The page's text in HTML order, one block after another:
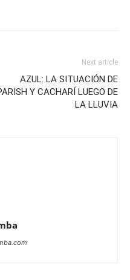
Next article
AZUL: LA SITUACIÓN DE
Y CACHARÍ LUEGO DE
LA LLUVIA